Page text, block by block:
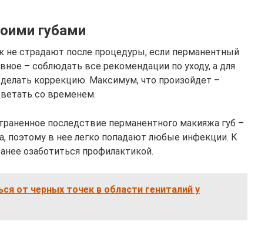
губами
не страдают после процедуры, если перманентный
– соблюдать все рекомендации по уходу, а для
коррекцию. Максимум, что произойдет –
со временем.
последствие перманентного макияжа губ –
поэтому в нее легко попадают любые инфекции. К
озаботиться профилактикой.
от черных точек в области гениталий у